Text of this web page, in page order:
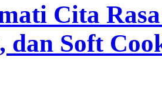
Cita
dan Soft